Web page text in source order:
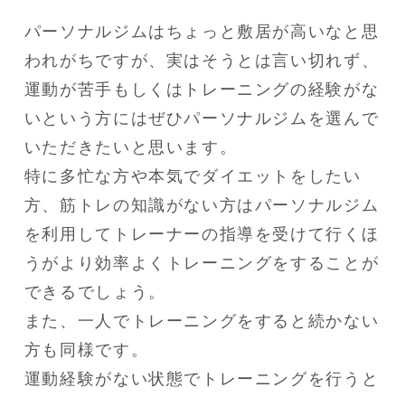
パーソナルジムはちょっと敷居が高いなと思
われがちですが、実はそうとは言い切れず、
運動が苦手もしくはトレーニングの経験がな
いという方にはぜひパーソナルジムを選んで
いただきたいと思います。
特に多忙な方や本気でダイエットをしたい
方、筋トレの知識がない方はパーソナルジム
を利用してトレーナーの指導を受けて行くほ
うがより効率よくトレーニングをすることが
できるでしょう。
また、一人でトレーニングをすると続かない
方も同様です。
運動経験がない状態でトレーニングを行うと